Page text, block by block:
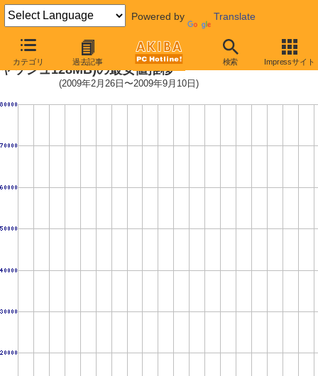
Powered by Translate
カテゴリ 過去記事 検索 Impressサイト
2.5インチSSD (SSD,2.5インチ,キ
ャッシュ128MB)の最安値推移
(2009年2月26日〜2009年9月10日)